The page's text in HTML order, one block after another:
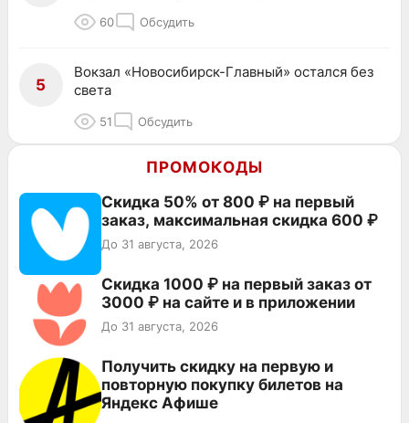
60 Обсудить
5
Вокзал «Новосибирск-Главный» остался без
света
51 Обсудить
ПРОМОКОДЫ
Скидка 50% от 800 ₽ на первый
заказ, максимальная скидка 600 ₽
До 31 августа, 2026
Скидка 1000 ₽ на первый заказ от
3000 ₽ на сайте и в приложении
До 31 августа, 2026
Получить скидку на первую и
повторную покупку билетов на
Яндекс Афише